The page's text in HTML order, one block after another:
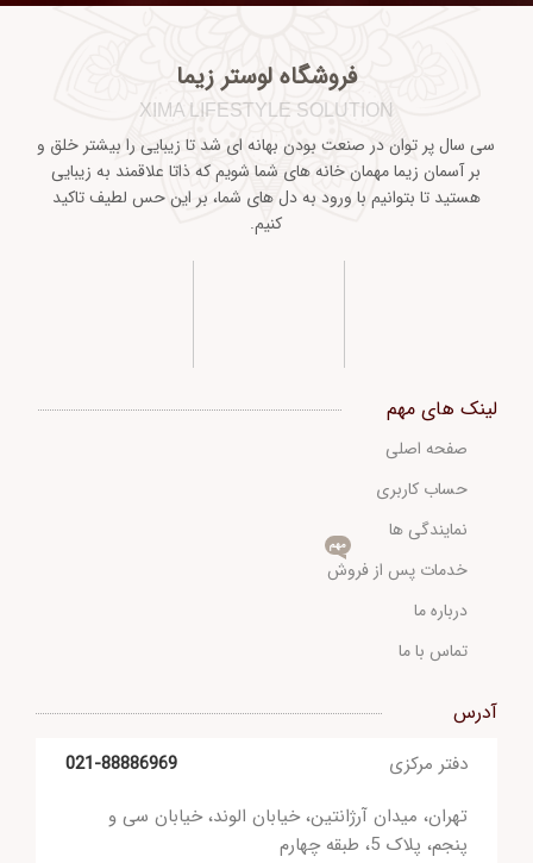
فروشگاه لوستر زیما
XIMA LIFESTYLE SOLUTION
سی سال پر توان در صنعت بودن بهانه ای شد تا زیبایی را بیشتر خلق و
بر آسمان زیما مهمان خانه های شما شویم که ذاتا علاقمند به زیبایی
هستید تا بتوانیم با ورود به دل های شما، بر این حس لطیف تاکید
کنیم.
لینک های مهم
صفحه اصلی
حساب کاربری
نمایندگی ها
خدمات پس از فروش
مهم
درباره ما
تماس با ما
آدرس
دفتر مرکزی
021-88886969
تهران، میدان آرژانتین، خیابان الوند، خیابان سی و
پنجم، پلاک 5، طبقه چهارم